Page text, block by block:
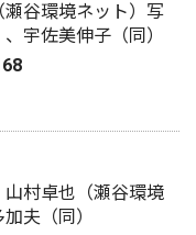
谷環境ネット）写
宇佐美伸子（同）
村卓也（瀬谷環境
夫（同）